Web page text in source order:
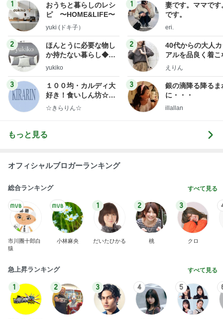
1
おうちと暮らしのレシ
ピ 〜HOME&LIFE〜
yuki (ドキ子）
2
ほんとうに必要な物し
か持たない暮らし◆Ke
ep Life Simple◆〜イ
yukiko
3
１００均・カルディ大
好き！食いしん坊☆き
らりん☆のブログ
☆きらりん☆
1
妻です。ママです
です。
eri.
2
40代からの大人
アルを品良く着こ
ファッションブロ
えりん
3
銀の滴降る降るま
に・・・
illallan
もっと見る
オフィシャルブロガーランキング
総合ランキング すべて見る
市川團十郎白
猿
小林麻央
1
だいたひかる
2
桃
3
クロ
急上昇ランキング すべて見る
1 2 3 4 5